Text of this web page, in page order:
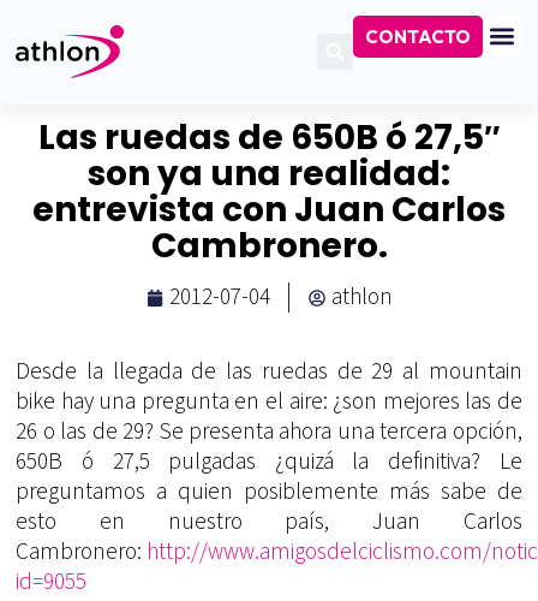
CONTACTO
Las ruedas de 650B ó 27,5″
son ya una realidad:
entrevista con Juan Carlos
Cambronero.
2012-07-04 athlon
Desde la llegada de las ruedas de 29 al mountain
bike hay una pregunta en el aire: ¿son mejores las de
26 o las de 29? Se presenta ahora una tercera opción,
650B ó 27,5 pulgadas ¿quizá la definitiva? Le
preguntamos a quien posiblemente más sabe de
esto en nuestro país, Juan Carlos
Cambronero: http://www.amigosdelciclismo.com/
id=9055